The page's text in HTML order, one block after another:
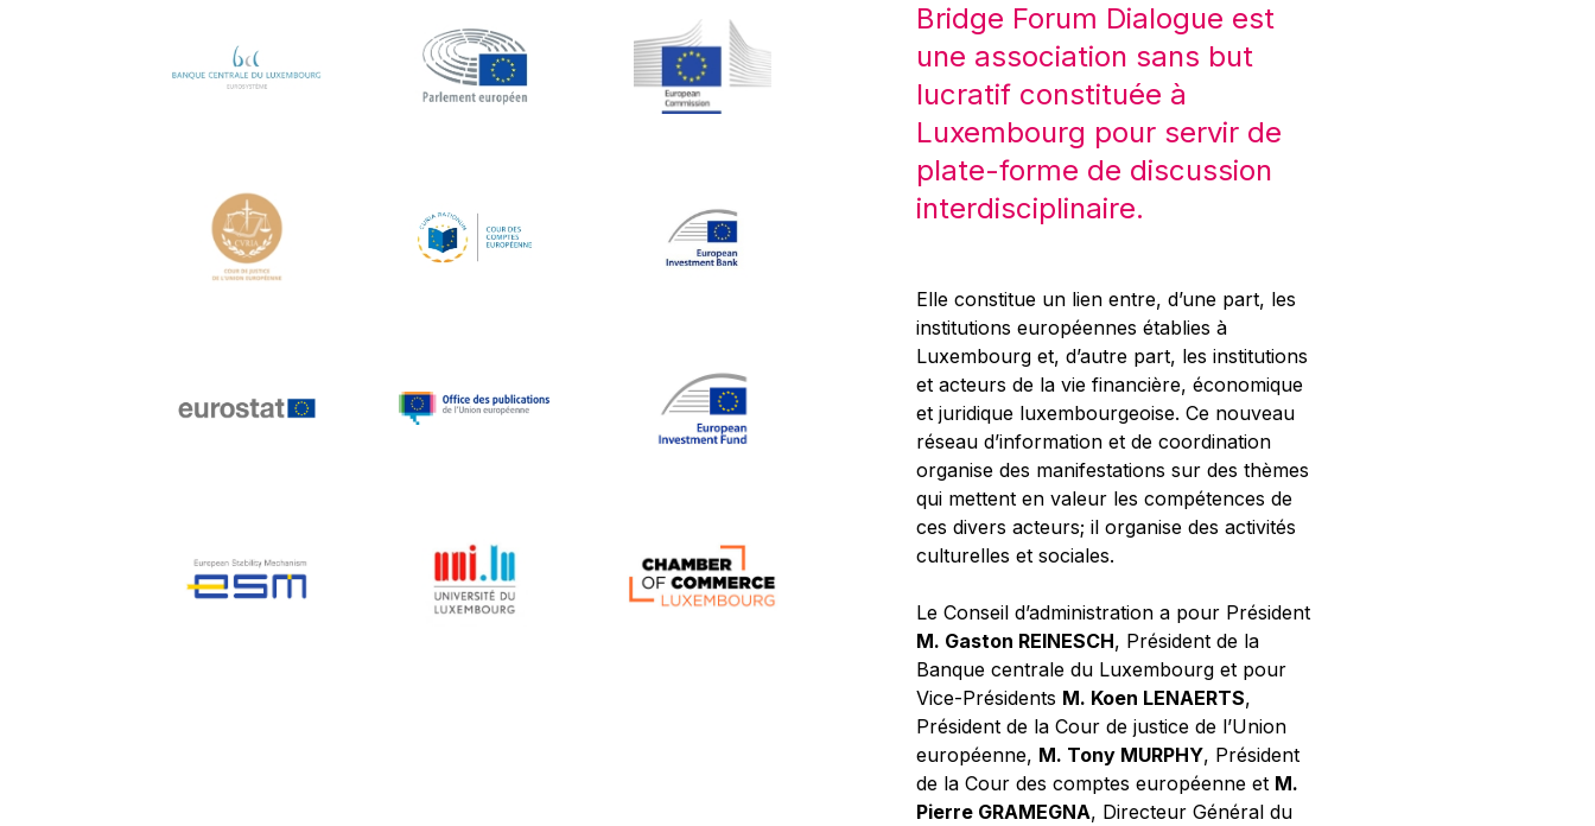
Bridge Forum Dialogue est
une association sans but
lucratif constituée à
Luxembourg pour servir de
plate-forme de discussion
interdisciplinaire.
Elle constitue un lien entre, d’une part, les
institutions européennes établies à
Luxembourg et, d’autre part, les institutions
et acteurs de la vie financière, économique
et juridique luxembourgeoise. Ce nouveau
réseau d’information et de coordination
organise des manifestations sur des thèmes
qui mettent en valeur les compétences de
ces divers acteurs; il organise des activités
culturelles et sociales.
Le Conseil d’administration a pour Président
M. Gaston REINESCH, Président de la
Banque centrale du Luxembourg et pour
Vice-Présidents M. Koen LENAERTS,
Président de la Cour de justice de l’Union
européenne, M. Tony MURPHY, Président
de la Cour des comptes européenne et M.
Pierre GRAMEGNA, Directeur Général du